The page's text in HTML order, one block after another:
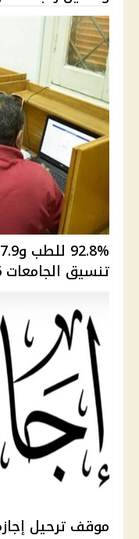
تنسيق الجامعات 2026 وأماكن المرحلة ...